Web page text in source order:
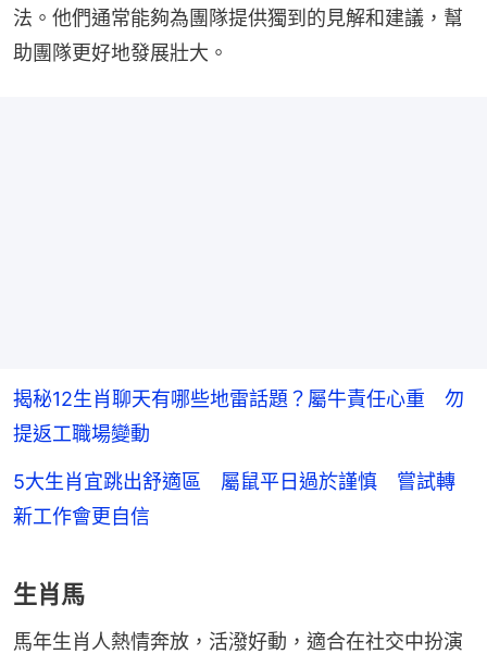
法。他們通常能夠為團隊提供獨到的見解和建議，幫
助團隊更好地發展壯大。
揭秘12生肖聊天有哪些地雷話題？屬牛責任心重 勿
提返工職場變動
5大生肖宜跳出舒適區 屬鼠平日過於謹慎 嘗試轉
新工作會更自信
生肖馬
馬年生肖人熱情奔放，活潑好動，適合在社交中扮演